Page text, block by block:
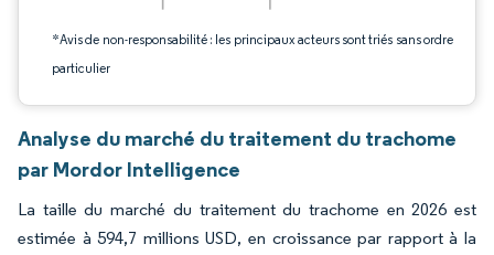
*Avis de non-responsabilité : les principaux acteurs sont triés sans ordre
particulier
Analyse du marché du traitement du trachome
par Mordor Intelligence
La taille du marché du traitement du trachome en 2026 est
estimée à 594,7 millions USD, en croissance par rapport à la